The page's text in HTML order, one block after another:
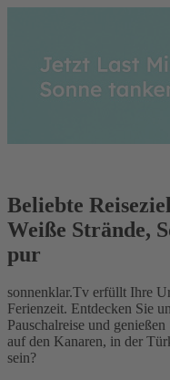
Beliebte
Weiße Strände,
pur
sonnenklar.Tv erfüllt Ihre
Ferienzeit. Entdecken Sie
Pauschalreise und
auf den Kanaren, in der
sein?